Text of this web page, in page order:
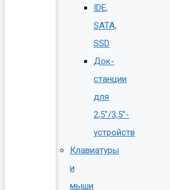
IDE,
SATA,
SSD
Док-
станции
для
2,5″/3,5″-
устройств
Клавиатуры
и
мыши